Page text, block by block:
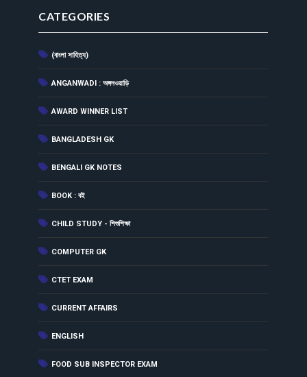
CATEGORIES
(বাংলা সাহিত্য)
ANGANWADI : অঙ্গনওয়াড়ি
AWARD WINNER LIST
BANGLADESH GK
BENGALI GK NOTES
BOOK : বই
CHILD STUDY - শিশুশিক্ষা
COMPUTER GK
CTET EXAM
CURRENT AFFAIRS
ENGLISH
FOOD SUB INSPECTOR EXAM